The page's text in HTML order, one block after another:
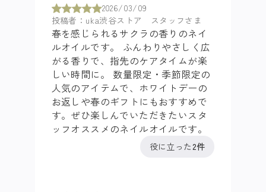
2026/03/09
投稿者：uka渋谷ストア スタッフさま
春を感じられるサクラの香りのネイ
ルオイルです。 ふんわりやさしく広
がる香りで、指先のケアタイムが楽
しい時間に。 数量限定・季節限定の
人気のアイテムで、ホワイトデーの
お返しや春のギフトにもおすすめで
す。ぜひ楽しんでいただきたいスタ
ッフオススメのネイルオイルです。
役に立った2件